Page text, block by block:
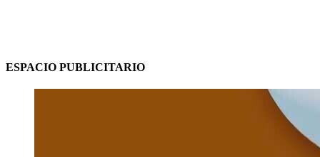
ESPACIO PUBLICITARIO